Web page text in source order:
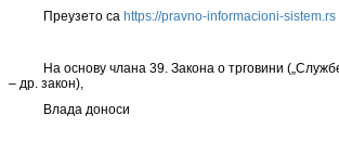
Преузето са https://pravno-informacioni-sistem.rs
На основу члана 39. Закона о трговини
– др. закон),
Влада доноси